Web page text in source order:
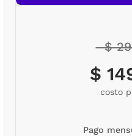
$
$
costo
Pago